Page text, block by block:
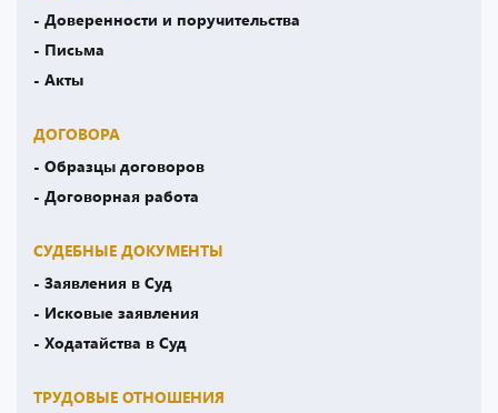
- Доверенности и поручительства
- Письма
- Акты
ДОГОВОРА
- Образцы договоров
- Договорная работа
СУДЕБНЫЕ ДОКУМЕНТЫ
- Заявления в Суд
- Исковые заявления
- Ходатайства в Суд
ТРУДОВЫЕ ОТНОШЕНИЯ